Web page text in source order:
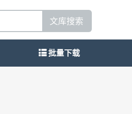
文库搜索
批量下载